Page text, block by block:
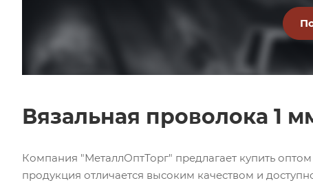
Вязальная проволока 1
Компания "МеталлОптТорг" предлагает купить
продукция отличается высоким качеством и